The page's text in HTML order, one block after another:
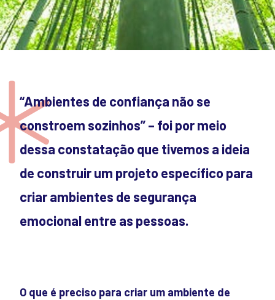
“Ambientes de confiança não se
constroem sozinhos” – foi por meio
dessa constatação que tivemos a ideia
de construir um projeto específico para
criar ambientes de segurança
emocional entre as pessoas.
O que é preciso para criar um ambiente de